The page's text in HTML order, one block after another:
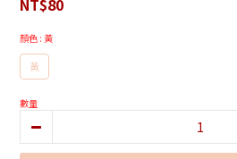
NT$80
顏色 : 黃
黃
數量